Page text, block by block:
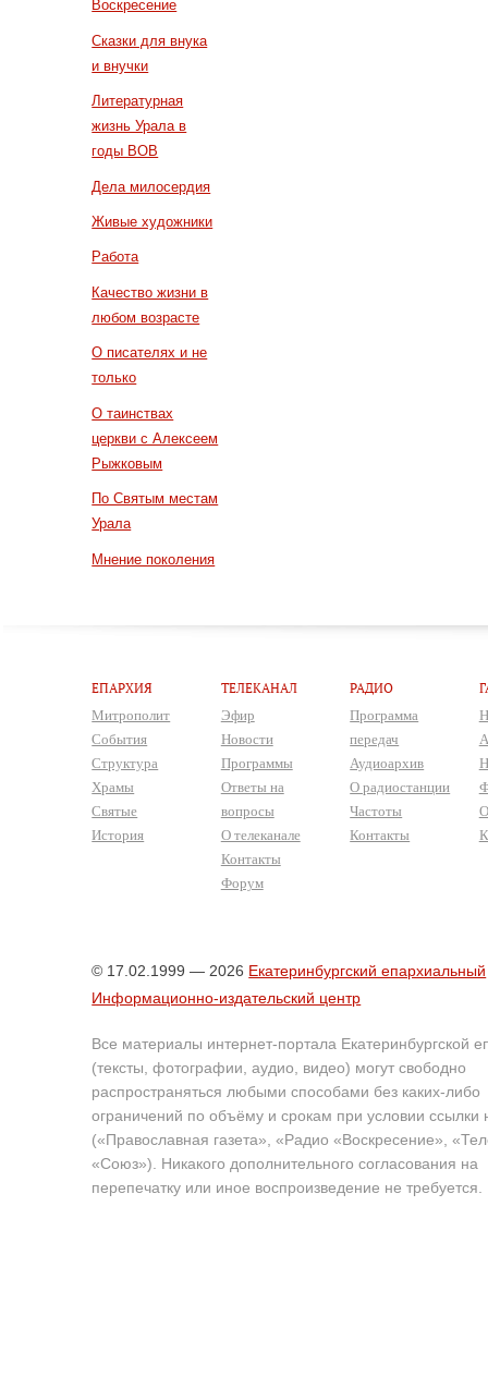
Воскресение
Сказки для внука
и внучки
Литературная
жизнь Урала в
годы ВОВ
Дела милосердия
Живые художники
Работа
Качество жизни в
любом возрасте
О писателях и не
только
О таинствах
церкви с Алексеем
Рыжковым
По Святым местам
Урала
Мнение поколения
ЕПАРХИЯ
Митрополит
События
Структура
Храмы
Святые
История
ТЕЛЕКАНАЛ
Эфир
Новости
Программы
Ответы на
вопросы
О телеканале
Контакты
Форум
РАДИО
Программа
передач
Аудиоархив
О радиостанции
Частоты
Контакты
© 17.02.1999 — 2026 Екатеринбургский епархиальный
Информационно-издательский центр
Все материалы интернет-портала Екатеринбургской
(тексты, фотографии, аудио, видео) могут свободно
распространяться любыми способами без каких-либо
ограничений по объёму и срокам при условии ссылки
(«Православная газета», «Радио «Воскресение»,
«Союз»). Никакого дополнительного согласования на
перепечатку или иное воспроизведение не требуется.